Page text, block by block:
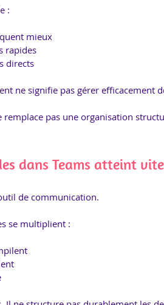
:
mieux
rapides
directs
ne signifie pas gérer efficacement
pas une organisation
dans Teams atteint
de communication.
se multiplient :